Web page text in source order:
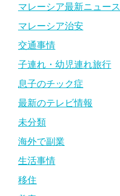
マレーシア最新ニュース
マレーシア治安
交通事情
子連れ・幼児連れ旅行
息子のチック症
最新のテレビ情報
未分類
海外で副業
生活事情
移住